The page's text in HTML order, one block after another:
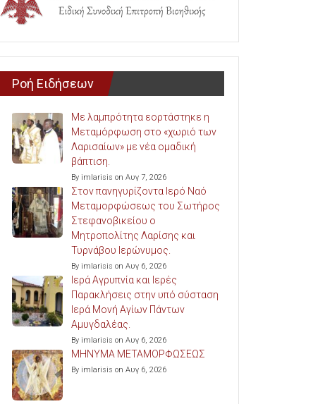
Ροή Ειδήσεων
Με λαμπρότητα εορτάστηκε η
Μεταμόρφωση στο «χωριό των
Λαρισαίων» με νέα ομαδική
βάπτιση.
By imlarisis on Αυγ 7, 2026
Στον πανηγυρίζοντα Ιερό Ναό
Μεταμορφώσεως του Σωτήρος
Στεφανοβικείου ο
Μητροπολίτης Λαρίσης και
Τυρνάβου Ιερώνυμος.
By imlarisis on Αυγ 6, 2026
Ιερά Αγρυπνία και Ιερές
Παρακλήσεις στην υπό σύσταση
Ιερά Μονή Αγίων Πάντων
Αμυγδαλέας.
By imlarisis on Αυγ 6, 2026
ΜΗΝΥΜΑ ΜΕΤΑΜΟΡΦΩΣΕΩΣ
By imlarisis on Αυγ 6, 2026